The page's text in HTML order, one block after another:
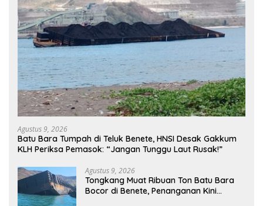
Agustus 9, 2026
Batu Bara Tumpah di Teluk Benete, HNSI Desak Gakkum
KLH Periksa Pemasok: “Jangan Tunggu Laut Rusak!”
Agustus 9, 2026
Tongkang Muat Ribuan Ton Batu Bara
Bocor di Benete, Penanganan Kini